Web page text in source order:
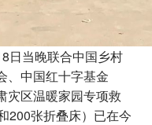
日当晚联合中国乡村
、中国红十字基金
灾区温暖家园专项救
200张折叠床）已在今